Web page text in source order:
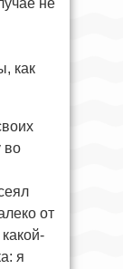
как
во
от
я